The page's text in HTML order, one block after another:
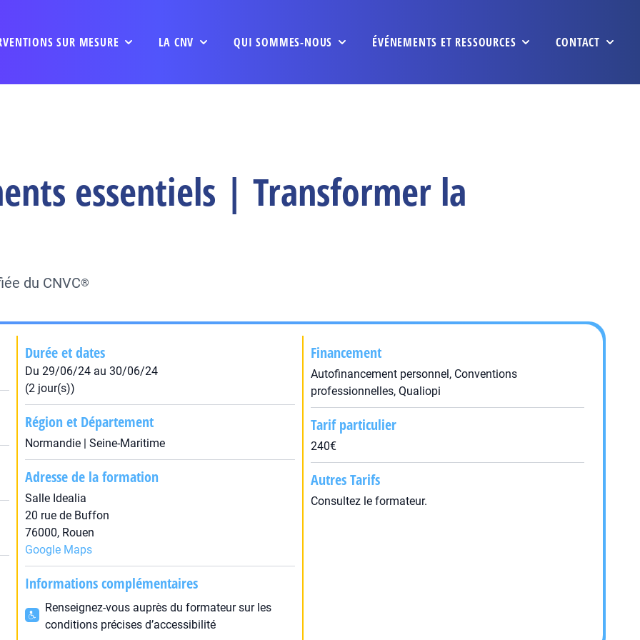
SUR MESURE LA CNV QUI SOMMES-NOUS ÉVÉNEMENTS ET RESSOURCES CONTACT
essentiels | Transformer la
du CNVC®
Durée et dates
Du 29/06/24 au 30/06/24
(2 jour(s))
Région et Département
Normandie | Seine-Maritime
Adresse de la formation
Salle Idealia
20 rue de Buffon
76000, Rouen
Google Maps
Informations complémentaires
Renseignez-vous auprès du formateur sur les
conditions précises d’accessibilité
Financement
Autofinancement personnel, Conventions
professionnelles, Qualiopi
Tarif particulier
240€
Autres Tarifs
Consultez le formateur.